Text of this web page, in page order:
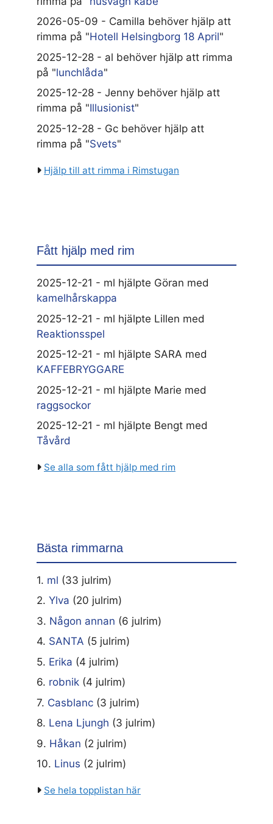
2026-05-09 - Camilla behöver hjälp att
rimma på "Hotell Helsingborg 18 April"
2025-12-28 - al behöver hjälp att rimma
på "lunchlåda"
2025-12-28 - Jenny behöver hjälp att
rimma på "Illusionist"
2025-12-28 - Gc behöver hjälp att
rimma på "Svets"
Hjälp till att rimma i Rimstugan
Fått hjälp med rim
2025-12-21 - ml hjälpte Göran med
kamelhårskappa
2025-12-21 - ml hjälpte Lillen med
Reaktionsspel
2025-12-21 - ml hjälpte SARA med
KAFFEBRYGGARE
2025-12-21 - ml hjälpte Marie med
raggsockor
2025-12-21 - ml hjälpte Bengt med
Tåvård
Se alla som fått hjälp med rim
Bästa rimmarna
1. ml (33 julrim)
2. Ylva (20 julrim)
3. Någon annan (6 julrim)
4. SANTA (5 julrim)
5. Erika (4 julrim)
6. robnik (4 julrim)
7. Casblanc (3 julrim)
8. Lena Ljungh (3 julrim)
9. Håkan (2 julrim)
10. Linus (2 julrim)
Se hela topplistan här